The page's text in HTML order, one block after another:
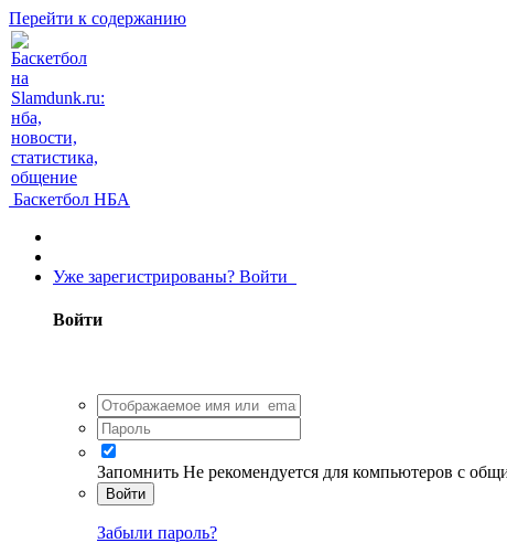
Перейти к содержанию
Баскетбол НБА
Уже зарегистрированы? Войти
Войти
Запомнить Не рекомендуется для компьютеров с
Войти
Забыли пароль?